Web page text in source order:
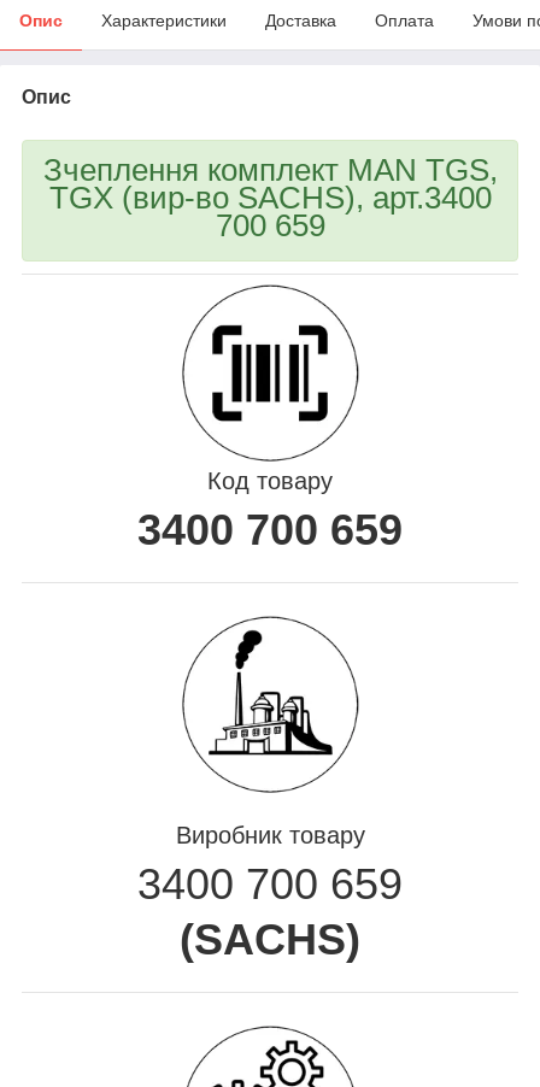
Опис Характеристики Доставка Оплата Умови
Опис
Зчеплення комплект MAN TGS,
TGX (вир-во SACHS), арт.3400
700 659
Код товару
3400 700 659
Виробник товару
3400 700 659
(SACHS)